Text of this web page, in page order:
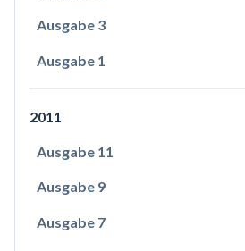
Ausgabe 3
Ausgabe 1
2011
Ausgabe 11
Ausgabe 9
Ausgabe 7